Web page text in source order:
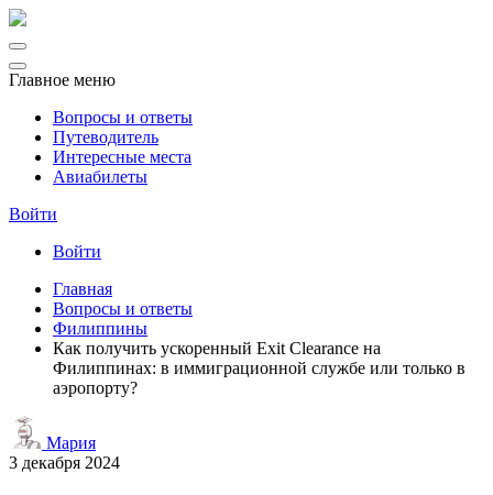
Главное меню
Вопросы и ответы
Путеводитель
Интересные места
Авиабилеты
Войти
Войти
Главная
Вопросы и ответы
Филиппины
Как получить ускоренный Exit Clearance на
Филиппинах: в иммиграционной службе или только в
аэропорту?
Мария
3 декабря 2024